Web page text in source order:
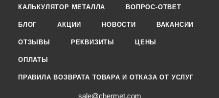
КАЛЬКУЛЯТОР МЕТАЛЛА ВОПРОС-ОТВЕТ
БЛОГ АКЦИИ НОВОСТИ ВАКАНСИИ
ОТЗЫВЫ РЕКВИЗИТЫ ЦЕНЫ
ОПЛАТЫ
ПРАВИЛА ВОЗВРАТА ТОВАРА И ОТКАЗА ОТ УСЛУГ
sale@chermet.com